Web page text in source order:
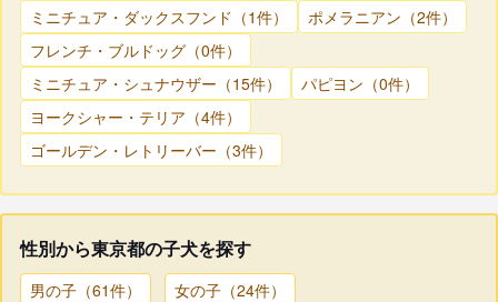
ミニチュア・ダックスフンド（1件）
ポメラニアン（2件）
フレンチ・ブルドッグ（0件）
ミニチュア・シュナウザー（15件）
パピヨン（0件）
ヨークシャー・テリア（4件）
ゴールデン・レトリーバー（3件）
性別から東京都の子犬を探す
男の子（61件） 女の子（24件）